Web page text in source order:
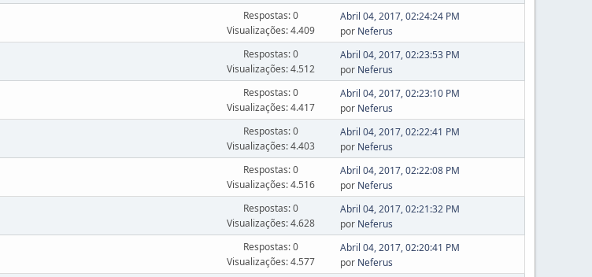
Respostas: 0
Visualizações: 4.409
Abril 04, 2017, 02:24:24 PM
por Neferus
Respostas: 0
Visualizações: 4.512
Abril 04, 2017, 02:23:53 PM
por Neferus
Respostas: 0
Visualizações: 4.417
Abril 04, 2017, 02:23:10 PM
por Neferus
Respostas: 0
Visualizações: 4.403
Abril 04, 2017, 02:22:41 PM
por Neferus
Respostas: 0
Visualizações: 4.516
Abril 04, 2017, 02:22:08 PM
por Neferus
Respostas: 0
Visualizações: 4.628
Abril 04, 2017, 02:21:32 PM
por Neferus
Respostas: 0
Visualizações: 4.577
Abril 04, 2017, 02:20:41 PM
por Neferus